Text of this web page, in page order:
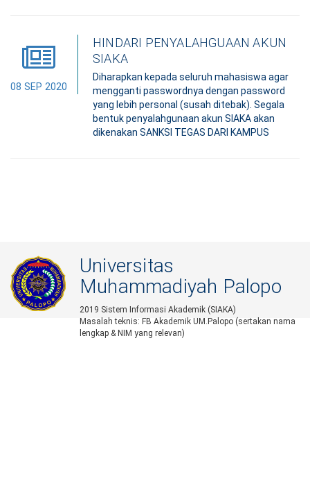
08 SEP 2020
HINDARI PENYALAHGUAAN AKUN
SIAKA
Diharapkan kepada seluruh mahasiswa agar
mengganti passwordnya dengan password
yang lebih personal (susah ditebak). Segala
bentuk penyalahgunaan akun SIAKA akan
dikenakan SANKSI TEGAS DARI KAMPUS
Universitas
Muhammadiyah Palopo
2019 Sistem Informasi Akademik (SIAKA)
Masalah teknis: FB Akademik UM.Palopo (sertakan nama
lengkap & NIM yang relevan)